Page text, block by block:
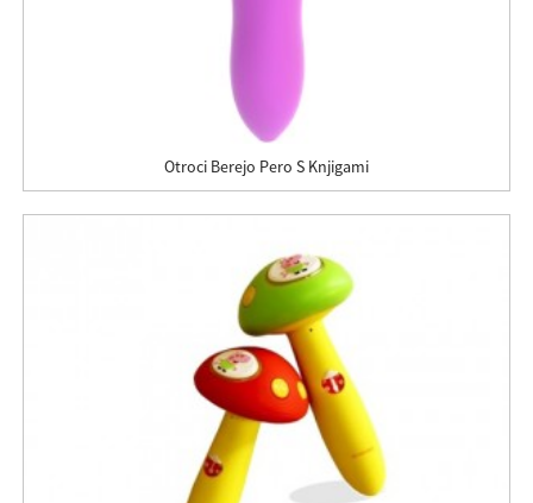
Otroci Berejo Pero S Knjigami